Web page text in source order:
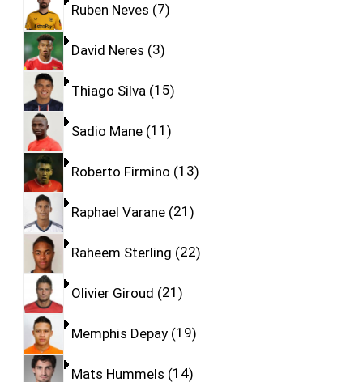
Ruben Neves 7
David Neres 3
Thiago Silva 15
Sadio Mane 11
Roberto Firmino 13
Raphael Varane 21
Raheem Sterling 22
Olivier Giroud 21
Memphis Depay 19
Mats Hummels 14